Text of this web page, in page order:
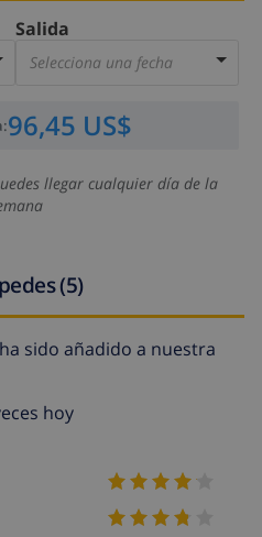
Salida
Selecciona una fecha
:96,45 US$
llegar cualquier día de la
(5)
sido añadido a nuestra
hoy